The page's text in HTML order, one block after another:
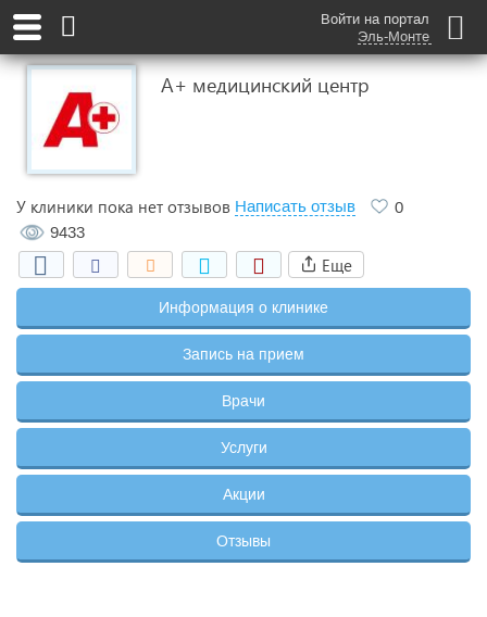
Войти на портал
Эль-Монте
А+ медицинский центр
У клиники пока нет отзывов Написать отзыв
0
9433
Еще
Информация о клинике
Запись на прием
Врачи
Услуги
Акции
Отзывы